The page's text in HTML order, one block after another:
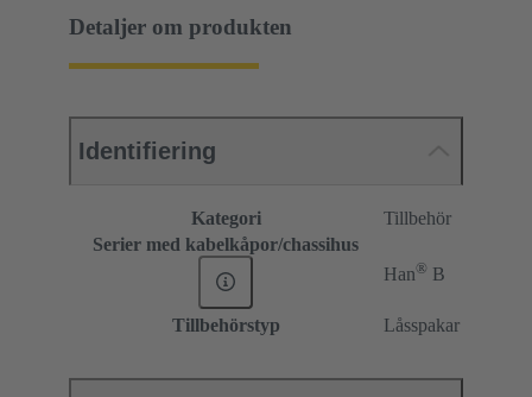
Detaljer om produkten
Identifiering
Kategori
Tillbehör
Serier med kabelkåpor/chassihus
Han® B
Tillbehörstyp Låsspakar